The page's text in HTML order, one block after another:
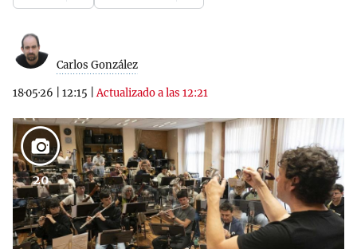
Carlos González
18·05·26 12:15 |Actualizado a las 12:21
20